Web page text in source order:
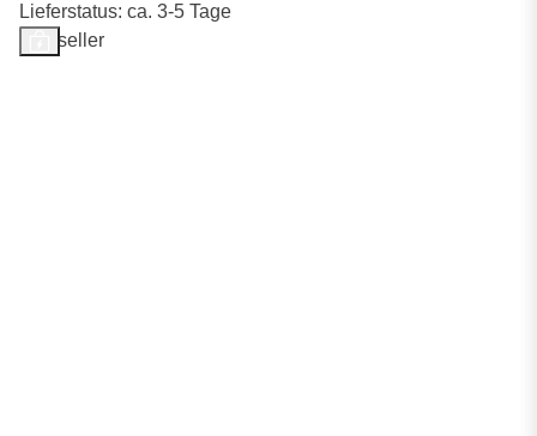
Lieferstatus: ca. 3-5 Tage
Bestseller